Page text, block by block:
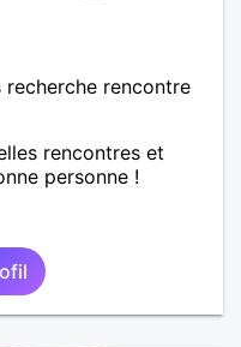
rencontre
rencontres et
personne !